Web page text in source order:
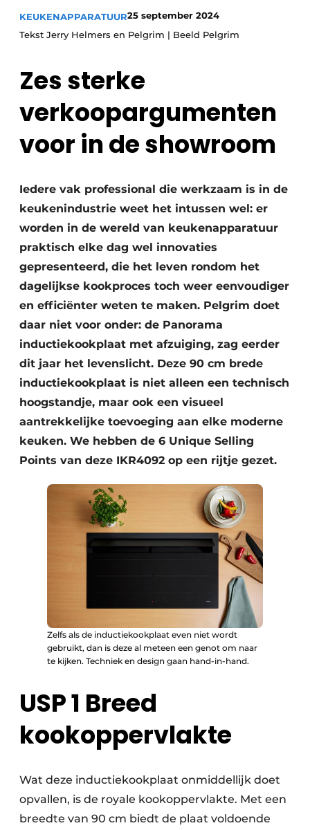
Vacature aanmelden
Video’s
Meubelbeslag & Kastindeling
KEUKENAPPARATUUR25 september 2024
Tekst Jerry Helmers en Pelgrim | Beeld Pelgrim
Zes sterke
verkoopargumenten
voor in de showroom
Iedere vak professional die werkzaam is in de
keukenindustrie weet het intussen wel: er
worden in de wereld van keukenapparatuur
praktisch elke dag wel innovaties
gepresenteerd, die het leven rondom het
dagelijkse kookproces toch weer eenvoudiger
en efficiënter weten te maken. Pelgrim doet
daar niet voor onder: de Panorama
inductiekookplaat met afzuiging, zag eerder
dit jaar het levenslicht. Deze 90 cm brede
inductiekookplaat is niet alleen een technisch
hoogstandje, maar ook een visueel
aantrekkelijke toevoeging aan elke moderne
keuken. We hebben de 6 Unique Selling
Points van deze IKR4092 op een rijtje gezet.
Zelfs als de inductiekookplaat even niet wordt
gebruikt, dan is deze al meteen een genot om naar
te kijken. Techniek en design gaan hand-in-hand.
USP 1 Breed
kookoppervlakte
Wat deze inductiekookplaat onmiddellijk doet
opvallen, is de royale kookoppervlakte. Met een
breedte van 90 cm biedt de plaat voldoende